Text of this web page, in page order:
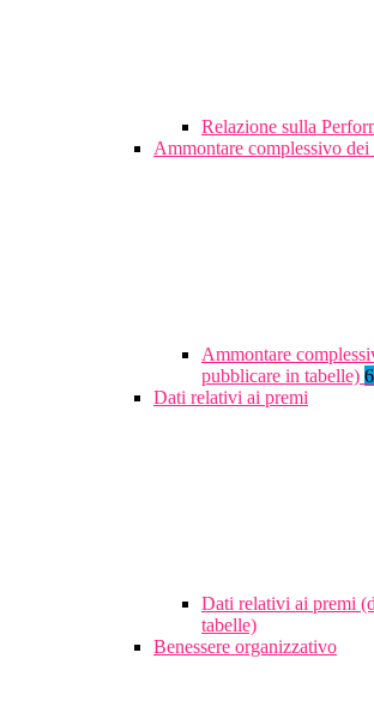
Relazione sulla
Ammontare complessivo dei
Ammontare
pubblicare in tabelle) 6
Dati relativi ai premi
Dati relativi ai premi
tabelle)
Benessere organizzativo